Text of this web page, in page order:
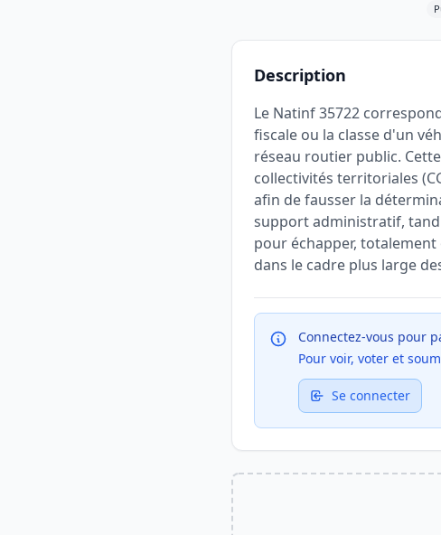
Description
Le Natinf 35722
fiscale ou la classe d'un
réseau routier public.
collectivités territoriales
afin de fausser la
support administratif,
pour échapper,
dans le cadre plus large
Connectez-vous pour
Pour voir, voter et
Se connecter